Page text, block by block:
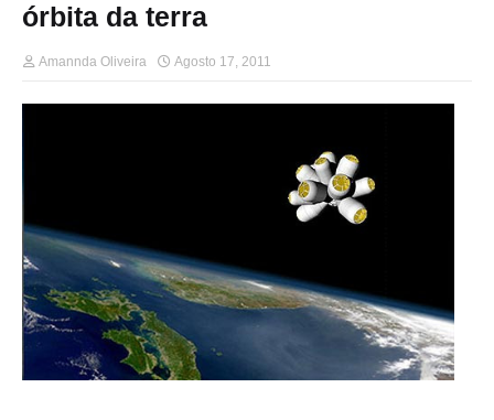
órbita da terra
Amannda Oliveira Agosto 17, 2011